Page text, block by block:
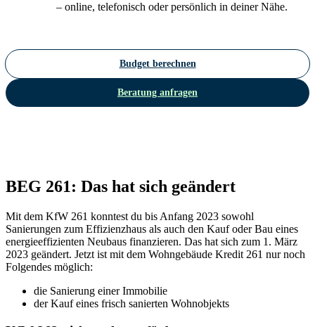
– online, telefonisch oder persönlich in deiner Nähe.
Budget berechnen
Beratung anfragen
BEG 261: Das hat sich geändert
Mit dem KfW 261 konntest du bis Anfang 2023 sowohl
Sanierungen zum Effizienzhaus als auch den Kauf oder Bau eines
energieeffizienten Neubaus finanzieren. Das hat sich zum 1. März
2023 geändert. Jetzt ist mit dem Wohngebäude Kredit 261 nur noch
Folgendes möglich:
die Sanierung einer Immobilie
der Kauf eines frisch sanierten Wohnobjekts